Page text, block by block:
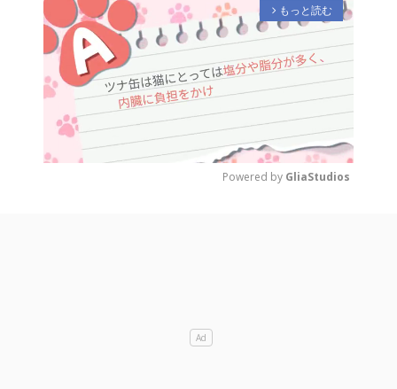
arrow_forward_ios もっと読む
Powered by GliaStudios